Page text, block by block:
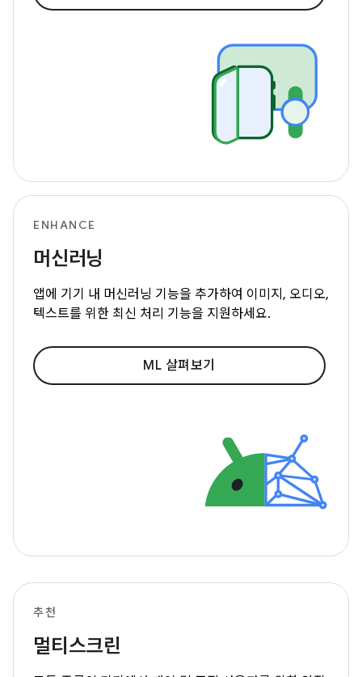
ENHANCE
머신러닝
앱에 기기 내 머신러닝 기능을 추가하여 이미지, 오디오,
텍스트를 위한 최신 처리 기능을 지원하세요.
ML 살펴보기
추천
멀티스크린